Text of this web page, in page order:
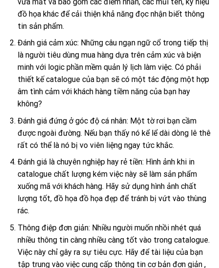
đồ họa khác để cải thiện khả năng đọc nhận biết thông
tin sản phẩm.
Đánh giá cảm xúc: Những câu ngạn ngữ cổ trong tiếp thị
là người tiêu dùng mua hàng dựa trên cảm xúc và biện
minh với logic phần mềm quản lý lịch làm việc. Có phải
thiết kế catalogue của bạn sẽ có một tác động một hợp
âm tình cảm với khách hàng tiềm năng của bạn hay
không?
Đánh giá đứng ở góc độ cá nhân: Một tờ rơi bạn cầm
được ngoài đường. Nếu bạn thấy nó kể lể dài dòng lê thê
rất có thể là nó bị vo viên liệng ngay tức khắc.
Đánh giá là chuyên nghiệp hay rẻ tiền: Hình ảnh khi in
catalogue chất lượng kém việc này sẽ làm sản phẩm
xuống mã với khách hàng. Hãy sử dụng hình ảnh chất
lượng tốt, đồ họa đồ họa đẹp để tránh bị vứt vào thùng
rác.
Thông điệp đơn giản: Nhiều người muốn nhồi nhét quá
nhiều thông tin càng nhiều càng tốt vào trong catalogue.
Việc này chỉ gây ra sự tiêu cực. Hãy để tài liệu của bạn
tập trung vào việc cung cấp thông tin cơ bản đơn giản ,